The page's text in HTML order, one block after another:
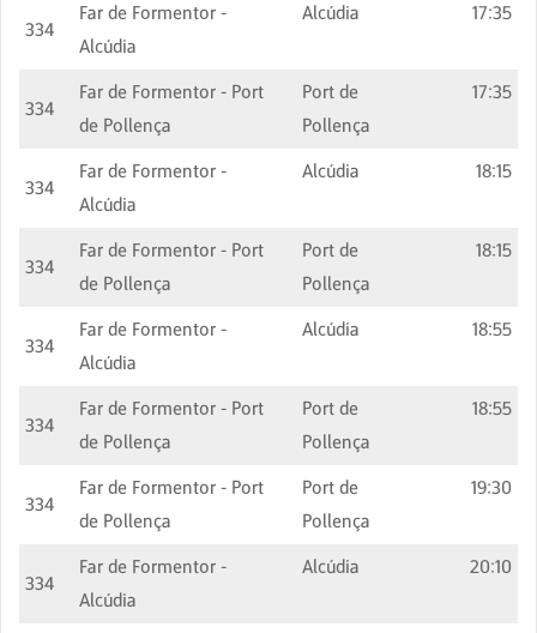
334
Far de Formentor -
Alcúdia
Alcúdia 17:35
334
Far de Formentor - Port
de Pollença
Port de
Pollença
17:35
334
Far de Formentor -
Alcúdia
Alcúdia 18:15
334
Far de Formentor - Port
de Pollença
Port de
Pollença
18:15
334
Far de Formentor -
Alcúdia
Alcúdia 18:55
334
Far de Formentor - Port
de Pollença
Port de
Pollença
18:55
334
Far de Formentor - Port
de Pollença
Port de
Pollença
19:30
334
Far de Formentor -
Alcúdia
Alcúdia 20:10